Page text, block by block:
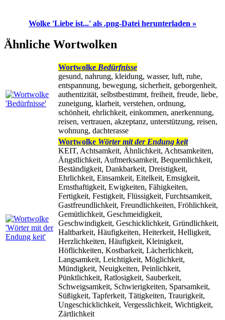
Wolke 'Liebe ist...' als .png-Datei herunterladen »
Ähnliche Wortwolken
Wortwolke Bedürfnisse
gesund, nahrung, kleidung, wasser, luft, ruhe,
entspannung, bewegung, sicherheit, geborgenheit,
authentizität, selbstbestimmt, freiheit, freude, liebe,
zuneigung, klarheit, verstehen, ordnung,
schönheit, ehrlichkeit, einkommen, anerkennung,
reisen, vertrauen, akzeptanz, unterstützung, reisen,
wohnung, dachterasse
Wortwolke Wörter mit der Endung keit
KEIT, Achtsamkeit, Ähnlichkeit, Achtsamkeiten,
Ängstlichkeit, Aufmerksamkeit, Bequemlichkeit,
Beständigkeit, Dankbarkeit, Dreistigkeit,
Ehrlichkeit, Einsamkeit, Eitelkeit, Emsigkeit,
Ernsthaftigkeit, Ewigkeiten, Fähigkeiten,
Fertigkeit, Festigkeit, Flüssigkeit, Furchtsamkeit,
Gastfreundlichkeit, Freundlichkeiten, Fröhlichkeit,
Gemütlichkeit, Geschmeidigkeit,
Geschwindigkeit, Geschicklichkeit, Gründlichkeit,
Haltbarkeit, Häufigkeiten, Heiterkeit, Helligkeit,
Herzlichkeiten, Häufigkeit, Kleinigkeit,
Höflichkeiten, Kostbarkeit, Lächerlichkeit,
Langsamkeit, Leichtigkeit, Möglichkeit,
Mündigkeit, Neuigkeiten, Peinlichkeit,
Pünktlichkeit, Ratlosigkeit, Sauberkeit,
Schweigsamkeit, Schwierigkeiten, Sparsamkeit,
Süßigkeit, Tapferkeit, Tätigkeiten, Traurigkeit,
Ungeschicklichkeit, Vergesslichkeit, Wichtigkeit,
Zärtlichkeit